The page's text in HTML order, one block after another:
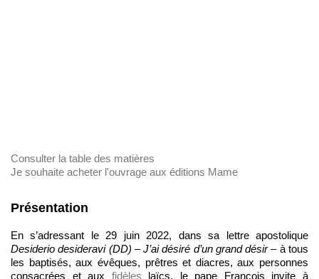
Consulter la table des matières
Je souhaite acheter l'ouvrage aux éditions Mame
Présentation
En s’adressant le 29 juin 2022, dans sa lettre apostolique
Desiderio desideravi (DD) –J’ai désiré d’un grand désir– à tous
les baptisés, aux évêques, prêtres et diacres, aux personnes
consacrées et aux fidèles laïcs, le pape François invite à